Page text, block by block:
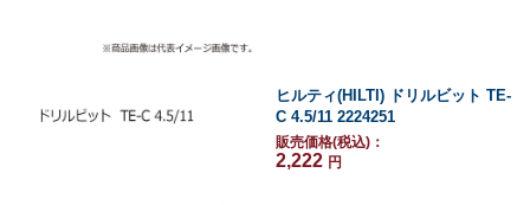
ヒルティ(HILTI) ドリルビット TE-
C 4.5/11 2224251
販売価格(税込)：
2,222 円